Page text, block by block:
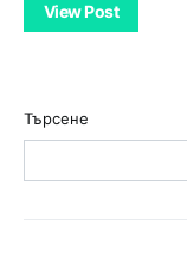
View Post
Търсене